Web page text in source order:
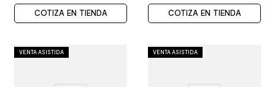
COTIZA EN TIENDA COTIZA EN TIENDA
VENTA ASISTIDA VENTA ASISTIDA